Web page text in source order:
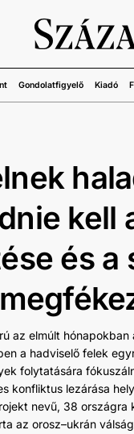
Gondolatfigyelő Kiadó
kell
és a
az elmúlt
a hadviselő felek
folytatására
konfliktus lezárása
nevű, 38
az orosz–ukrán